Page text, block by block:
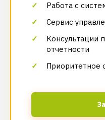
Работа с
Сервис
Консультации
отчетности
Приоритетное